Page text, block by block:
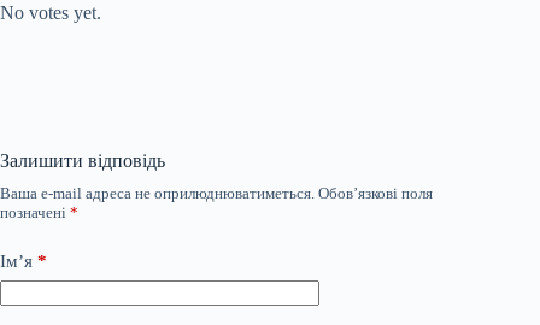
No votes yet.
Залишити відповідь
Ваша e-mail адреса не оприлюднюватиметься. Обов’язкові поля
позначені *
Ім’я *